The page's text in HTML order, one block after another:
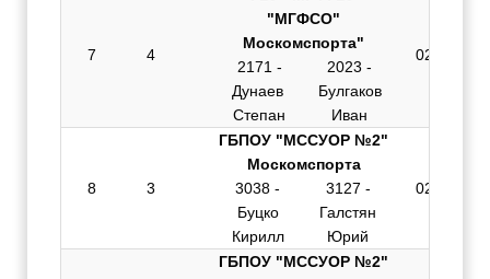
7 4
"МГФСО"
Москомспорта"
2171 -
Дунаев
Степан
2023 -
Булгаков
Иван
02:06.610
8 3
ГБПОУ "МССУОР №2"
Москомспорта
3038 -
Буцко
Кирилл
3127 -
Галстян
Юрий
02:23.300
ГБПОУ "МССУОР №2"